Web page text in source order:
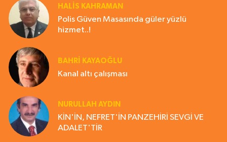
HALIS KAHRAMAN
Polis Güven Masasında güler yüzlü
hizmet..!
BAHRI KAYAOĞLU
Kanal altı çalışması
NURULLAH AYDIN
KİN'İN, NEFRET'İN PANZEHİRİ SEVGİ VE
ADALET'TİR